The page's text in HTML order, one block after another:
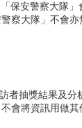
保安警察大隊」
察大隊」不會
者抽獎結果及分
會將資訊用做其